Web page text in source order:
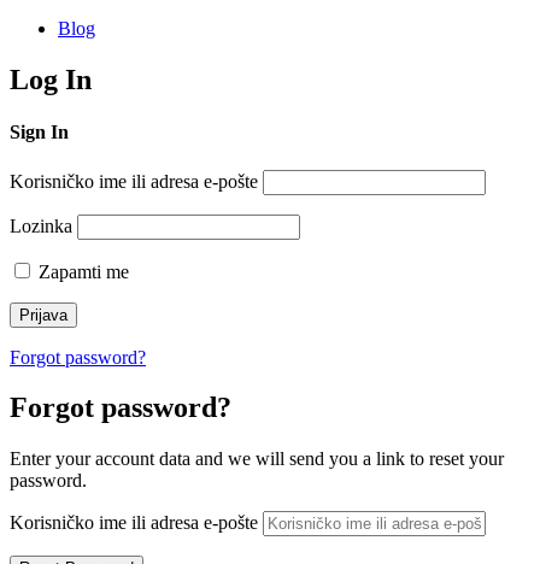
Blog
Log In
Sign In
Korisničko ime ili adresa e-pošte
Lozinka
Zapamti me
Forgot password?
Forgot password?
Enter your account data and we will send you a link to reset your
password.
Korisničko ime ili adresa e-pošte